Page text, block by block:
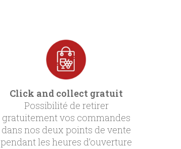
Click and collect gratuit
Possibilité de retirer
gratuitement vos commandes
dans nos deux points de vente
pendant les heures d’ouverture